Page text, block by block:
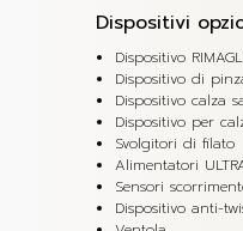
Dispositivi
Dispositivo
Dispositivo di
Dispositivo calza
Dispositivo per
Svolgitori di filato
Alimentatori
Sensori
Dispositivo anti-